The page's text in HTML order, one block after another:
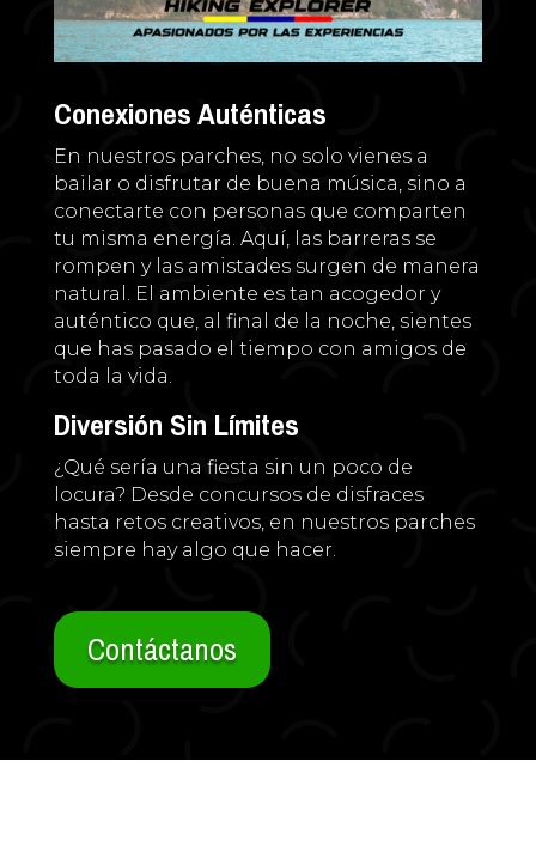
Conexiones Auténticas
En nuestros parches, no solo vienes a
bailar o disfrutar de buena música, sino a
conectarte con personas que comparten
tu misma energía. Aquí, las barreras se
rompen y las amistades surgen de manera
natural. El ambiente es tan acogedor y
auténtico que, al final de la noche, sientes
que has pasado el tiempo con amigos de
toda la vida.
Diversión Sin Límites
¿Qué sería una fiesta sin un poco de
locura? Desde concursos de disfraces
hasta retos creativos, en nuestros parches
siempre hay algo que hacer.
Contáctanos